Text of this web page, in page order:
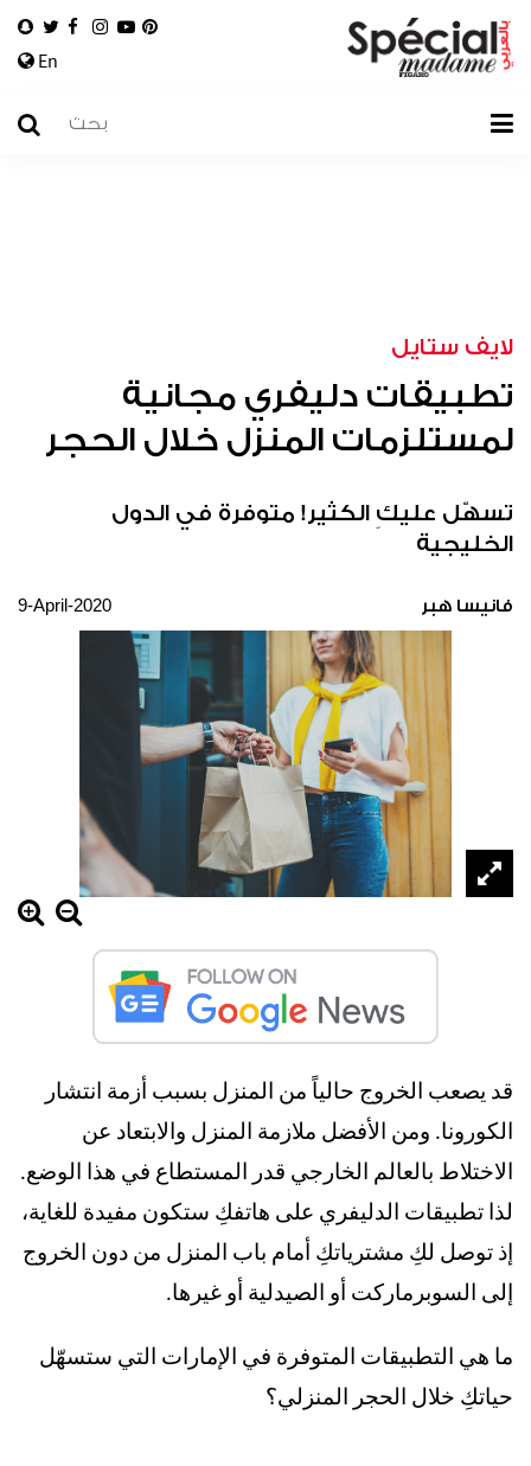
En
لايف ستايل
تطبيقات دليفري مجانية
لمستلزمات المنزل خلال الحجر
تسهّل عليكِ الكثير! متوفرة في الدول
الخليجية
فانيسا هبر 9-April-2020
قد يصعب الخروج حالياً من المنزل بسبب أزمة انتشار
الكورونا. ومن الأفضل ملازمة المنزل والابتعاد عن
الاختلاط بالعالم الخارجي قدر المستطاع في هذا الوضع.
لذا تطبيقات الدليفري على هاتفكِ ستكون مفيدة للغاية،
إذ توصل لكِ مشترياتكِ أمام باب المنزل من دون الخروج
إلى السوبرماركت أو الصيدلية أو غيرها.
ما هي التطبيقات المتوفرة في الإمارات التي ستسهّل
حياتكِ خلال الحجر المنزلي؟